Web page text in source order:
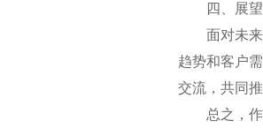
四、展望
面对未来，
趋势和客户
交流，共同
总之，作为